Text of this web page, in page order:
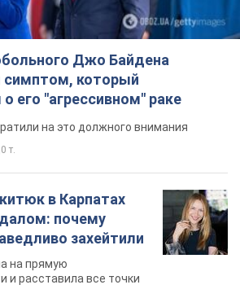
Джо Байдена
симптом, который
о его "агрессивном" раке
на это должного внимания
т.
в Карпатах
почему
захейтили
на прямую
и расставила все точки